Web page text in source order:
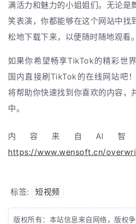
满活力和魅力的小姐姐们。无论是
笑表演，你都能够在这个网站中找
松地下载下来，以便随时随地观看。
如果你希望畅享TikTok的精彩世
国内直接刷TikTok的在线网站吧
将帮助你快速找到你喜欢的内容，
中。
内容来自AI智
https://www.wensoft.cn/
标签: 短视频
版权所有：本站信息来自网络，版权